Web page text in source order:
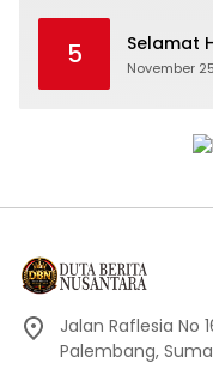
5 Selamat
November
Jalan Raflesia No
Palembang,